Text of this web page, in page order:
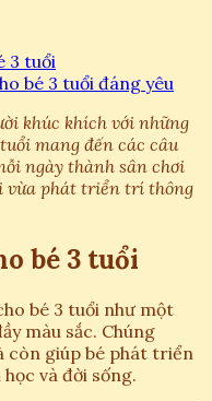
3 tuổi
bé 3 tuổi đáng yêu
khúc khích với những
mang đến các câu
ngày thành sân chơi
vừa phát triển trí thông
bé 3 tuổi
bé 3 tuổi như một
màu sắc. Chúng
còn giúp bé phát triển
và đời sống.